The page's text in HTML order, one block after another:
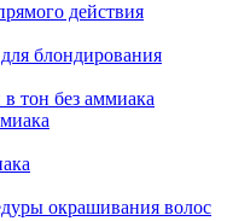
действия
блондирования
тон без аммиака
окрашивания волос